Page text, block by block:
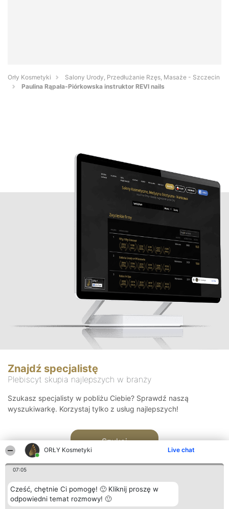
ORŁY Kosmetyki Live chat
07:05
Cześć, chętnie Ci pomogę! 🙂 Kliknij proszę w
odpowiedni temat rozmowy! 🙂
Orły Kosmetyki
Salony Urody, Przedłużanie Rzęs, Masaże - Szczecin
Paulina Rąpała-Piórkowska instruktor REVI nails
Znajdź specjalistę
Plebiscyt skupia najlepszych w branży
Szukasz specjalisty w pobliżu Ciebie? Sprawdź naszą
wyszukiwarkę. Korzystaj tylko z usług najlepszych!
Szukaj